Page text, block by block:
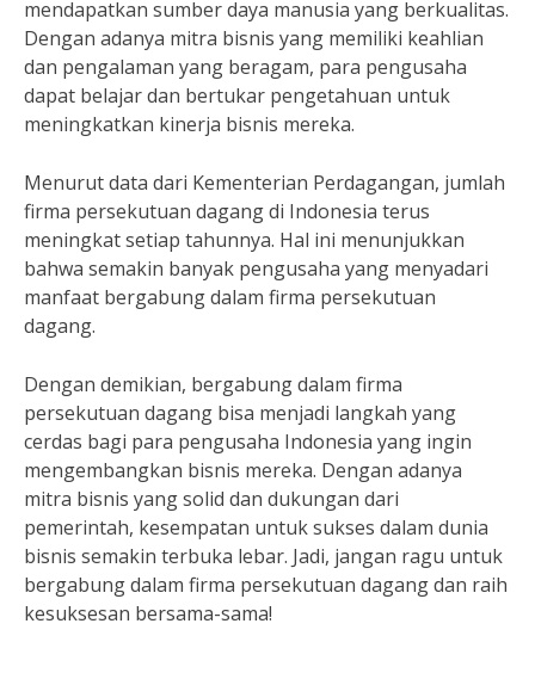
mendapatkan sumber daya manusia yang berkualitas.
Dengan adanya mitra bisnis yang memiliki keahlian
dan pengalaman yang beragam, para pengusaha
dapat belajar dan bertukar pengetahuan untuk
meningkatkan kinerja bisnis mereka.
Menurut data dari Kementerian Perdagangan, jumlah
firma persekutuan dagang di Indonesia terus
meningkat setiap tahunnya. Hal ini menunjukkan
bahwa semakin banyak pengusaha yang menyadari
manfaat bergabung dalam firma persekutuan
dagang.
Dengan demikian, bergabung dalam firma
persekutuan dagang bisa menjadi langkah yang
cerdas bagi para pengusaha Indonesia yang ingin
mengembangkan bisnis mereka. Dengan adanya
mitra bisnis yang solid dan dukungan dari
pemerintah, kesempatan untuk sukses dalam dunia
bisnis semakin terbuka lebar. Jadi, jangan ragu untuk
bergabung dalam firma persekutuan dagang dan raih
kesuksesan bersama-sama!